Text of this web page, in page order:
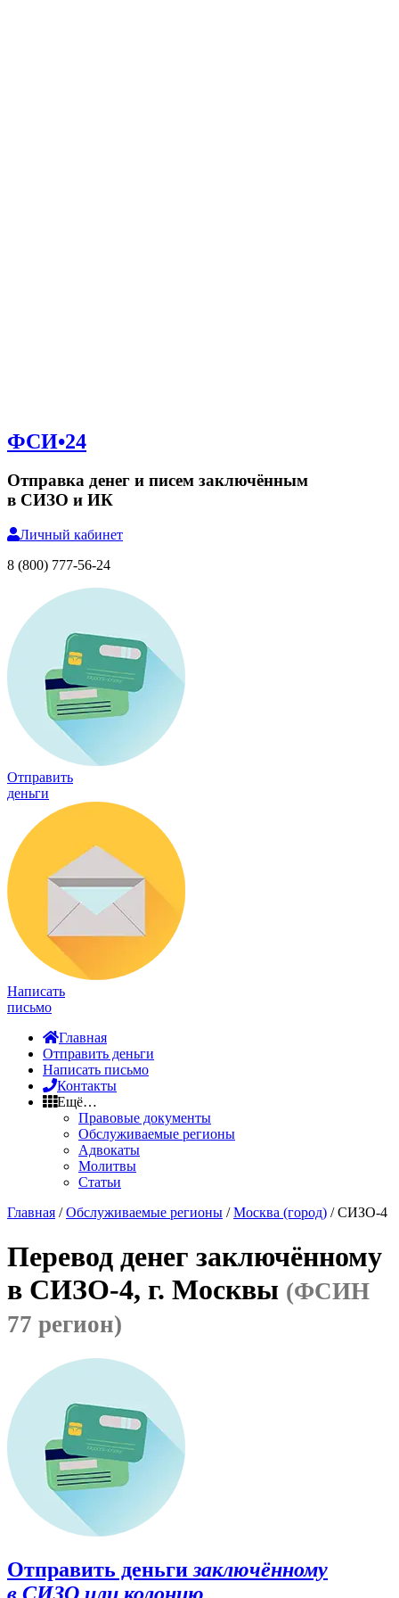
ФСИ•24
Отправка денег и писем заключённым
в СИЗО и ИК
Личный кабинет
8 (800) 777-56-24
Отправить
деньги
Написать
письмо
Главная
Отправить деньги
Написать письмо
Контакты
Ещё…
Правовые документы
Обслуживаемые регионы
Адвокаты
Молитвы
Статьи
Главная /Обслуживаемые регионы /Москва (город) / СИЗО-4
Перевод денег заключённому
в СИЗО-4, г. Москвы (ФСИН
77 регион)
Отправить деньги заключённому